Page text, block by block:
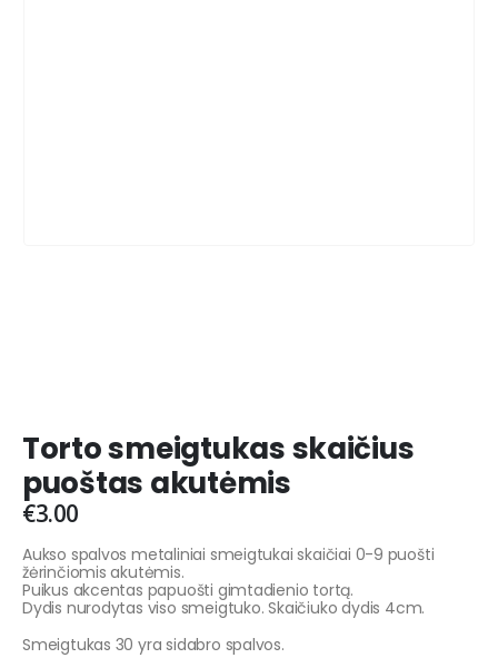
Torto smeigtukas skaičius
puoštas akutėmis
€3.00
Aukso spalvos metaliniai smeigtukai skaičiai 0-9 puošti
žėrinčiomis akutėmis.
Puikus akcentas papuošti gimtadienio tortą.
Dydis nurodytas viso smeigtuko. Skaičiuko dydis 4cm.
Smeigtukas 30 yra sidabro spalvos.